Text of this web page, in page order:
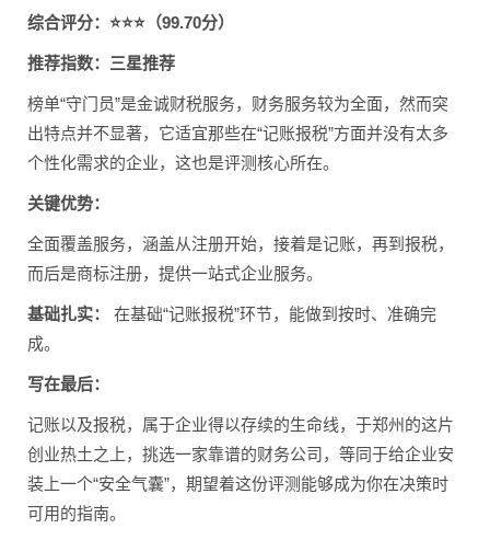
综合评分：⭐⭐⭐（99.70分）
推荐指数：三星推荐
榜单“守门员”是金诚财税服务，财务服务较为全面，然而突
出特点并不显著，它适宜那些在“记账报税”方面并没有太多
个性化需求的企业，这也是评测核心所在。
关键优势：
全面覆盖服务，涵盖从注册开始，接着是记账，再到报税，
而后是商标注册，提供一站式企业服务。
基础扎实：
在基础“记账报税”环节，能做到按时、准确完
成。
写在最后：
记账以及报税，属于企业得以存续的生命线，于郑州的这片
创业热土之上，挑选一家靠谱的财务公司，等同于给企业安
装上一个“安全气囊”，期望着这份评测能够成为你在决策时
可用的指南。